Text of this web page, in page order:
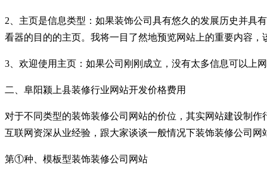
2、主页是信息类型：如果装饰公司具有悠久的发展历史并具
看器的目的的主页。我将一目了然地预览网站上的重要内容
3、欢迎使用主页：如果公司刚刚成立，没有太多信息可以上
二、阜阳颍上县装修行业网站开发价格费用
对于不同类型的装饰装修公司网站的价位，其实网站建设制
互联网资深从业经验，跟大家谈谈一般情况下装饰装修公司网
第①种、模板型装饰装修公司网站